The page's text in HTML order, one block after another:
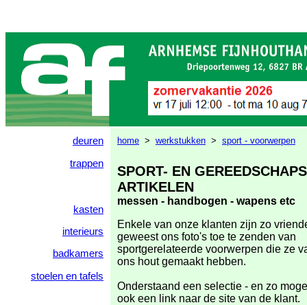
deuren
trappen
kasten
interieurs
badkamers
stoelen en tafels
home > werkstukken > sport - voorwerpen
SPORT- EN GEREEDSCHAPS
ARTIKELEN
messen - handbogen - wapens etc
Enkele van onze klanten zijn zo
geweest ons foto's toe te zenden van
sportgerelateerde voorwerpen die ze
ons hout gemaakt hebben.
Onderstaand een selectie - en zo
ook een link naar de site van de klant.